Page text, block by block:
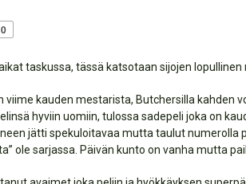
0
taskussa, tässä katsotaan sijojen lopullinen
viime kauden mestarista, Butchersilla kahden
hyviin uomiin, tulossa sadepeli joka on
jätti spekuloitavaa mutta taulut numerolla
ole sarjassa. Päivän kunto on vanha mutta